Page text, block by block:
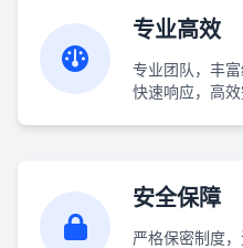
专业高效
专业团队，丰
快速响应，高
安全保障
严格保密制度